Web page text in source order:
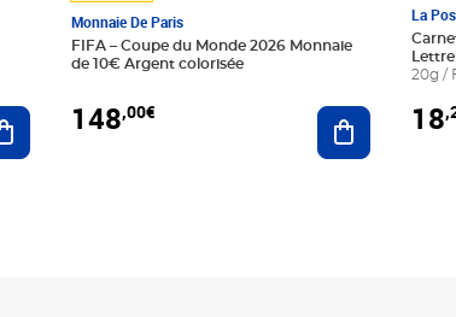
Ajouter au panier
Monnaie De Paris
FIFA – Coupe du Monde 2026 Monnaie
de 10€ Argent colorisée
148,00€ Ajouter au
La
20g /
18